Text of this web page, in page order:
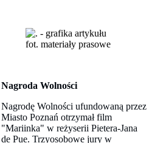
fot. materiały prasowe
Nagroda Wolności
Nagrodę Wolności ufundowaną przez
Miasto Poznań otrzymał film
"Mariinka" w reżyserii Pietera-Jana
de Pue. Trzyosobowe jury w